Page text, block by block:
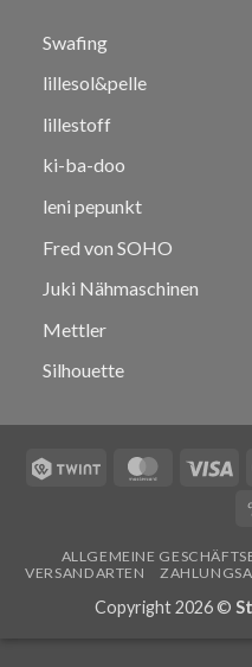
Swafing
lillesol&pelle
lillestoff
ki-ba-doo
leni pepunkt
Fred von SOHO
Juki Nähmaschinen
Mettler
Silhouette
Twint
ALLGEMEINE
VERSANDARTEN
Copyright 2026 ©